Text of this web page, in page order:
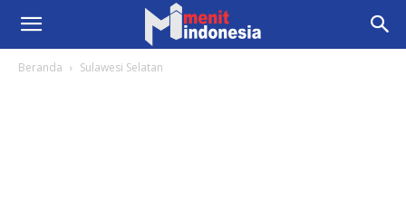
Beranda Sulawesi Selatan